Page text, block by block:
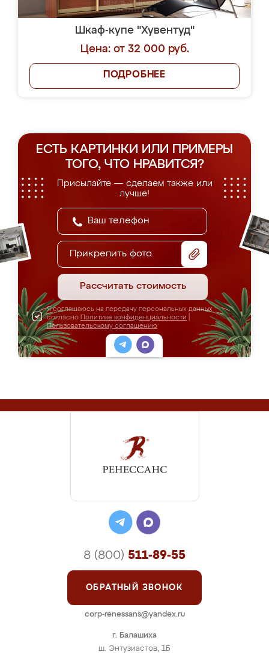
Шкаф-купе "Хувентуд"
Цена: от 32 000 руб.
ПОДРОБНЕЕ
ЕСТЬ КАРТИНКИ ИЛИ ПРИМЕРЫ
ТОГО, ЧТО НРАВИТСЯ?
Присылайте — сделаем также или
лучше!
Прикрепить фото
Рассчитать стоимость
Я соглашаюсь на передачу персональных данных
согласно Политике конфиденциальности
Пользовательскому соглашению
г. Балашиха
ш. Энтузиастов, 1Б
8 (800) 511-89-55
ОБРАТНЫЙ ЗВОНОК
corp-renessans@yandex.ru